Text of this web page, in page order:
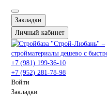
Закладки
Личный кабинет
+7 (981) 199-36-10
+7 (952) 281-78-98
Войти
Закладки